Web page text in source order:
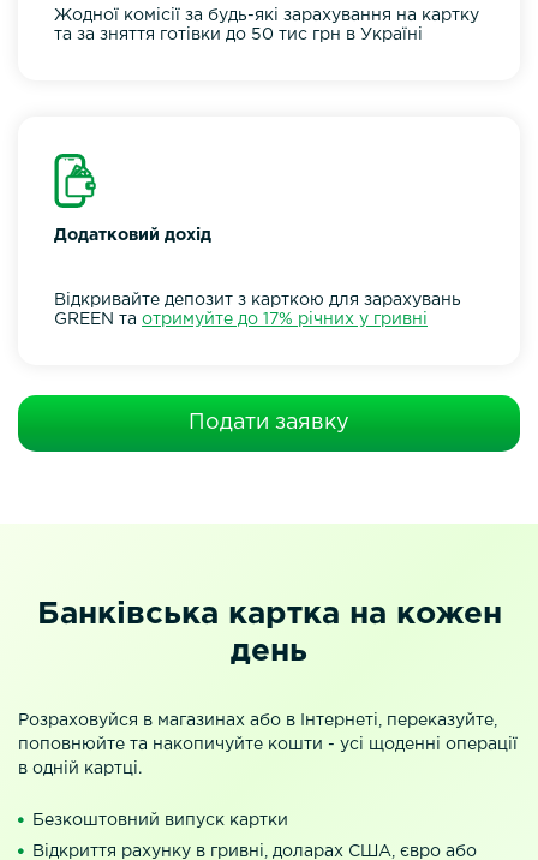
Жодної комісії за будь-які зарахування на картку
та за зняття готівки до 50 тис грн в Україні
Додатковий дохід
Відкривайте депозит з карткою для зарахувань
GREEN та отримуйте до 17% річних у гривні
Подати заявку
Банківська картка на кожен
день
Розраховуйся в магазинах або в Інтернеті, переказуйте,
поповнюйте та накопичуйте кошти - усі щоденні операції
в одній картці.
Безкоштовний випуск картки
Відкриття рахунку в гривні, доларах США, євро або